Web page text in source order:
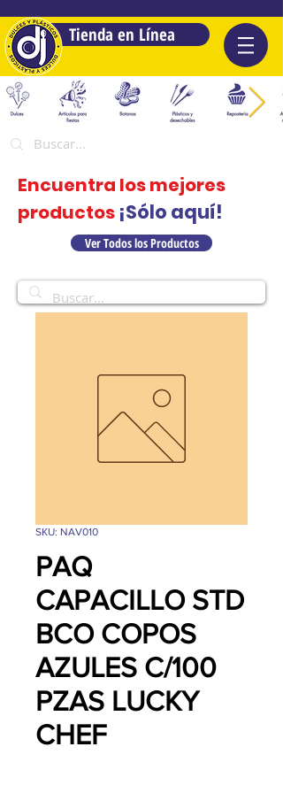
Tienda en Línea
Encuentra los mejores
productos ¡Sólo aquí!
Ver Todos los Productos
SKU: NAV010
PAQ
CAPACILLO STD
BCO COPOS
AZULES C/100
PZAS LUCKY
CHEF